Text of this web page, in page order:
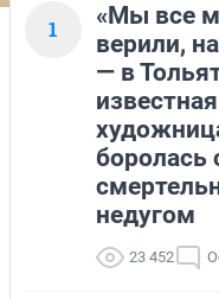
1
«Мы все
верили,
— в
известная
боролась
недугом
23 452